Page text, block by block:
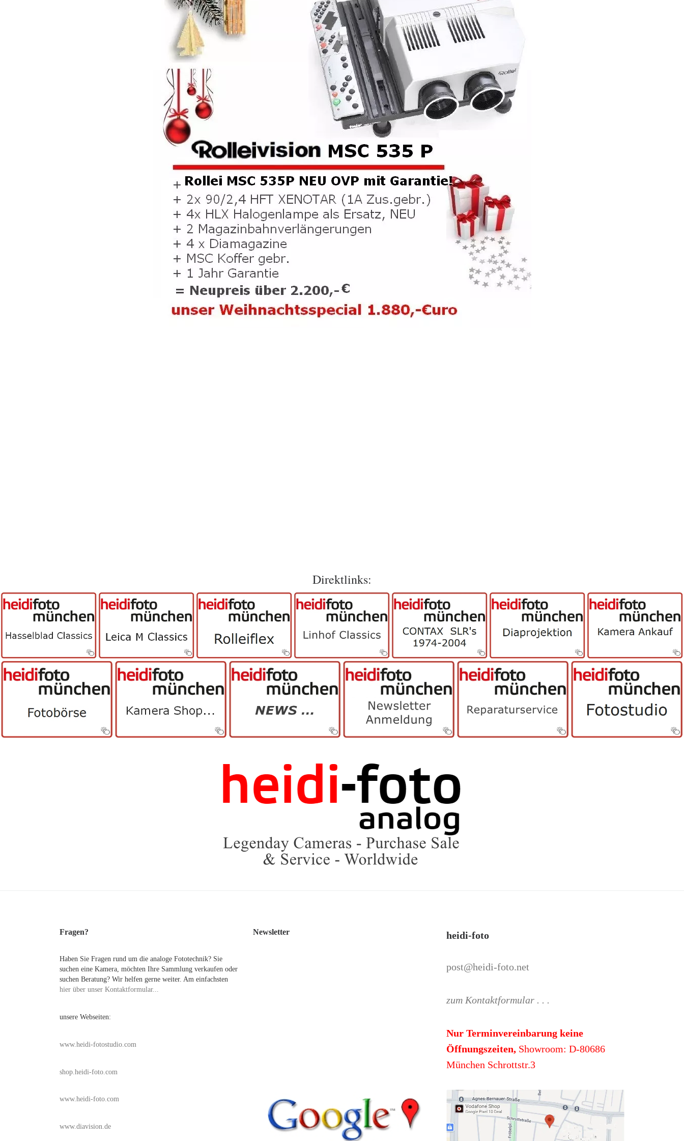
Direktlinks:
Fragen?
Haben Sie Fragen rund um die analoge Fototechnik? Sie
suchen eine Kamera, möchten Ihre Sammlung verkaufen oder
suchen Beratung? Wir helfen gerne weiter. Am einfachsten
hier über unser Kontaktformular...
unsere Webseiten:
www.heidi-fotostudio.com
shop.heidi-foto.com
www.heidi-foto.com
www.diavision.de
Newsletter heidi-foto
post@heidi-foto.net
zum Kontaktformular . . .
Nur Terminvereinbarung keine
Öffnungszeiten, Showroom: D-80686
München Schrottstr.3